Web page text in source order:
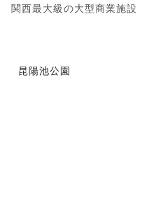
関西最大級の大型商業施設
昆陽池公園